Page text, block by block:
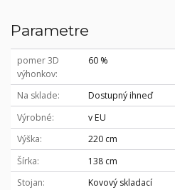
Parametre
pomer 3D
výhonkov
60 %
Na sklade
Dostupný ihneď
Výrobné
v EU
Výška
220 cm
Šírka
138 cm
Stojan
Kovový skladací